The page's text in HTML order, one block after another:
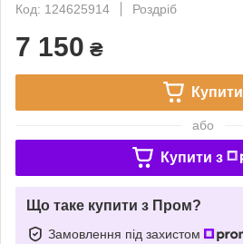
Код: 124625914
Роздріб
7 150 ₴
Купити
або
Купити з
Що таке купити з Пром?
Замовлення під захистом